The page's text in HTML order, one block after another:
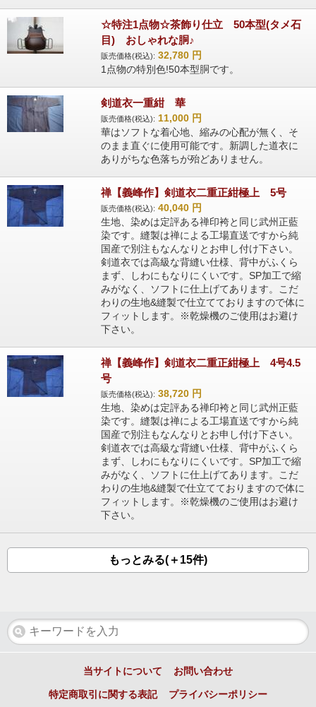
☆特注1点物☆茶飾り仕立 50本型(タメ石
目) おしゃれな胴♪
販売価格(税込): 32,780 円
1点物の特別色!50本型胴です。
剣道衣一重紺 華
販売価格(税込): 11,000 円
華はソフトな着心地、縮みの心配が無く、そ
のまま直ぐに使用可能です。新調した道衣に
ありがちな色落ちが殆どありません。
禅【義峰作】剣道衣二重正紺極上 5号
販売価格(税込): 40,040 円
生地、染めは定評ある禅印袴と同じ武州正藍
染です。縫製は禅による工場直送ですから純
国産で別注もなんなりとお申し付け下さい。
剣道衣では高級な背縫い仕様、背中がふくら
まず、しわにもなりにくいです。SP加工で縮
みがなく、ソフトに仕上げてあります。こだ
わりの生地&縫製で仕立てておりますので体に
フィットします。※乾燥機のご使用はお避け
下さい。
禅【義峰作】剣道衣二重正紺極上 4号4.5
号
販売価格(税込): 38,720 円
生地、染めは定評ある禅印袴と同じ武州正藍
染です。縫製は禅による工場直送ですから純
国産で別注もなんなりとお申し付け下さい。
剣道衣では高級な背縫い仕様、背中がふくら
まず、しわにもなりにくいです。SP加工で縮
みがなく、ソフトに仕上げてあります。こだ
わりの生地&縫製で仕立てておりますので体に
フィットします。※乾燥機のご使用はお避け
下さい。
もっとみる(＋15件)
当サイトについて お問い合わせ
特定商取引に関する表記 プライバシーポリシー